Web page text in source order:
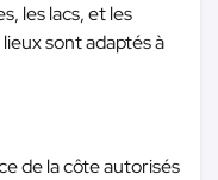
les lacs, et les
sont adaptés à
de la côte autorisés